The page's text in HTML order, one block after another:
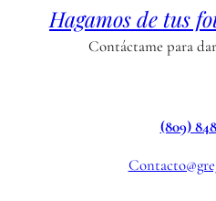
Hagamos de tus
Contáctame para
(809)